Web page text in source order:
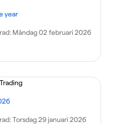
year
Måndag 02 februari 2026
Torsdag 29 januari 2026